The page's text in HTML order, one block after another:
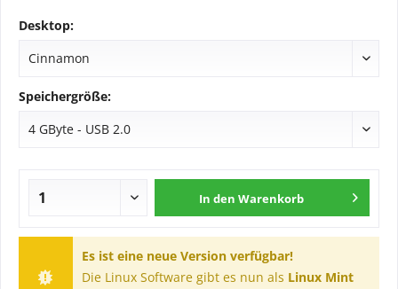
Desktop:
Speichergröße:
In den Warenkorb
Es ist eine neue Version verfügbar!
Die Linux Software gibt es nun als Linux Mint